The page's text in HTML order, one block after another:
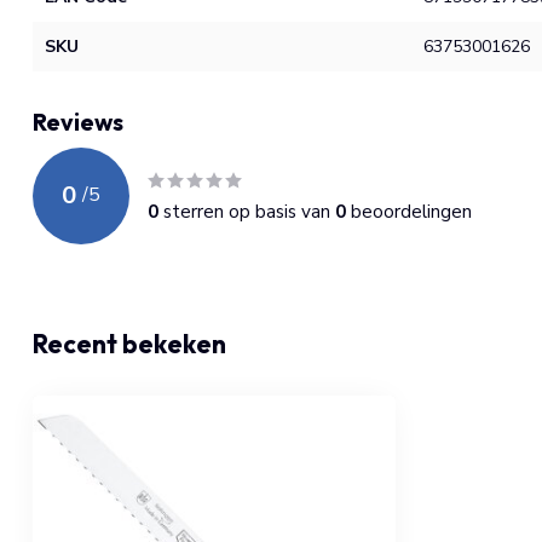
SKU 63753001626
Reviews
0 /5
0sterren op basis van 0beoordelingen
Recent bekeken